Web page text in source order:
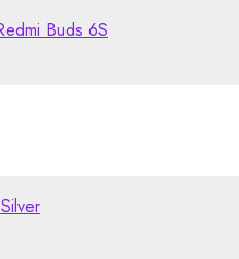
Buds 6S